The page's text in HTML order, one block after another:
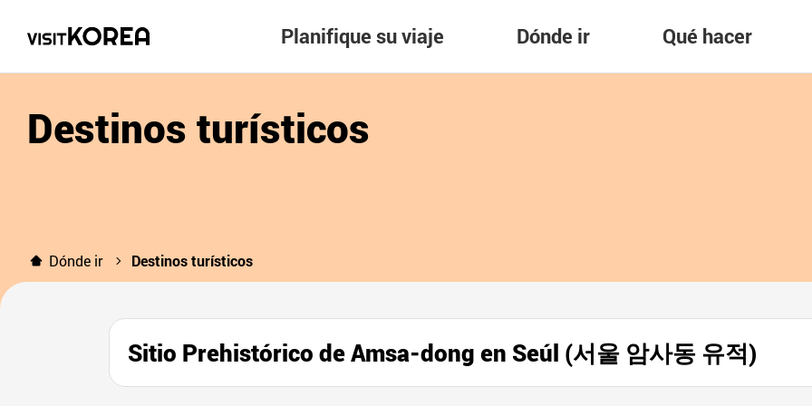
Planifique su viaje Dónde ir Qué hacer
Destinos turísticos
Dónde ir Destinos turísticos
Sitio Prehistórico de Amsa-dong en Seúl (서울 암사동 유적)